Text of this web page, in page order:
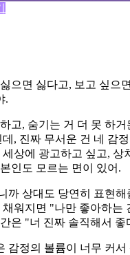
으면 싫다고, 보고 싶으
.
고, 숨기는 거 더 못 하
, 진짜 무서운 건 네 감정
상에 광고하고 싶고, 상
인도 모르는 면이 있어.
까 상대도 당연히 표현
워지면 "나만 좋아하는
은 "너 진짜 솔직해서 좋
감정의 볼륨이 너무 커